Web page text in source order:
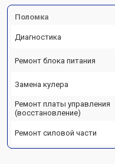
Поломка
Диагностика
Ремонт блока питания
Замена кулера
Ремонт платы управления
(восстановление)
Ремонт силовой части